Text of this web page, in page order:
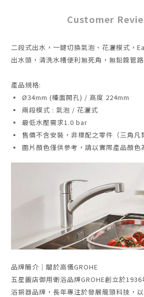
Customer
二段式出水，一鍵切換氣泡、花灑模式，
出水頭，清洗水槽便利無死角 ， 無鉛鎳管
產品規格:
▪ Ø34mm (檯面開孔) / 高度 224mm
▪ 兩段模式 : 氣泡 / 花灑式
▪ 最低水壓需求1.0 bar
▪ 售價不含安裝 ， 非標配之零件（三角凡
▪ 圖片顏色僅供參考，請以實際產品顏色
品牌簡介｜關於高儀GROHE
五星飯店御用衛浴品牌GROHE創立於
浴銅器品牌，長年專注於發展龍頭科技，以